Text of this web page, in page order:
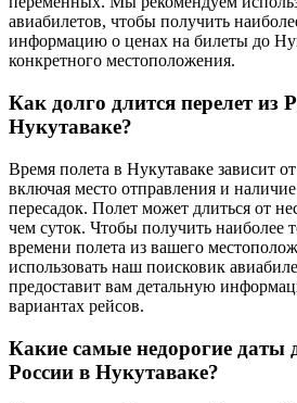
авиабилетов, чтобы получить
информацию о ценах на билеты до
конкретного местоположения.
Как долго длится перелет из
Нукутаваке?
Время полета в Нукутаваке зависит
включая место отправления и
пересадок. Полет может длиться от
чем суток. Чтобы получить
времени полета из вашего
использовать наш поисковик
предоставит вам детальную
вариантах рейсов.
Какие самые недорогие даты
России в Нукутаваке?